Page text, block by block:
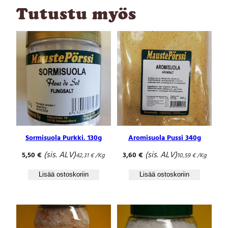
Tutustu myös
Sormisuola Purkki. 130g
5,50€ (sis. ALV)42,31€/Kg
Lisää ostoskoriin
Aromisuola Pussi 340g
3,60€ (sis. ALV)10,59€/Kg
Lisää ostoskoriin